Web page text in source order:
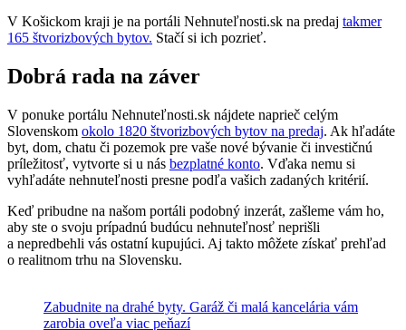
V Košickom kraji je na portáli Nehnuteľnosti.sk na predaj takmer
165 štvorizbových bytov. Stačí si ich pozrieť.
Dobrá rada na záver
V ponuke portálu Nehnuteľnosti.sk nájdete naprieč celým
Slovenskom okolo 1820 štvorizbových bytov na predaj. Ak hľadáte
byt, dom, chatu či pozemok pre vaše nové bývanie či investičnú
príležitosť, vytvorte si u nás bezplatné konto. Vďaka nemu si
vyhľadáte nehnuteľnosti presne podľa vašich zadaných kritérií.
Keď pribudne na našom portáli podobný inzerát, zašleme vám ho,
aby ste o svoju prípadnú budúcu nehnuteľnosť neprišli
a nepredbehli vás ostatní kupujúci. Aj takto môžete získať prehľad
o realitnom trhu na Slovensku.
Zabudnite na drahé byty. Garáž či malá kancelária vám
zarobia oveľa viac peňazí